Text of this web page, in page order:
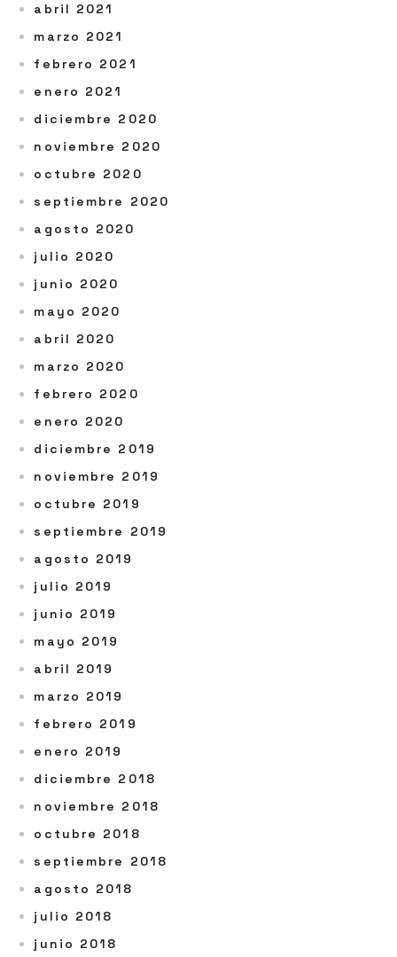
abril 2021
marzo 2021
febrero 2021
enero 2021
diciembre 2020
noviembre 2020
octubre 2020
septiembre 2020
agosto 2020
julio 2020
junio 2020
mayo 2020
abril 2020
marzo 2020
febrero 2020
enero 2020
diciembre 2019
noviembre 2019
octubre 2019
septiembre 2019
agosto 2019
julio 2019
junio 2019
mayo 2019
abril 2019
marzo 2019
febrero 2019
enero 2019
diciembre 2018
noviembre 2018
octubre 2018
septiembre 2018
agosto 2018
julio 2018
junio 2018